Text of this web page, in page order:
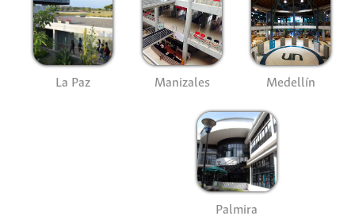
La Paz Manizales Medellín
Palmira